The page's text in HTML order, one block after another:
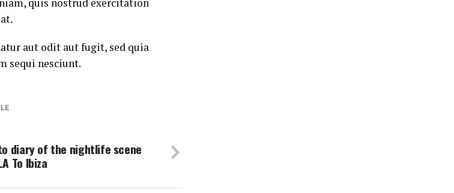
aut odit aut fugit, sed quia
sequi nesciunt.
diary of the nightlife scene
To Ibiza